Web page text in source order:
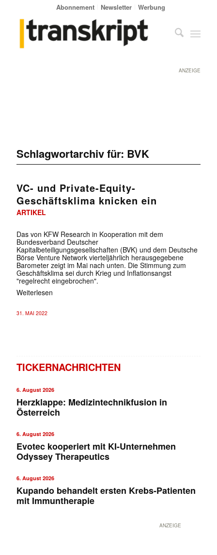
Abonnement Newsletter Werbung
ANZEIGE
Schlagwortarchiv für: BVK
VC- und Private-Equity-
Geschäftsklima knicken ein
ARTIKEL
Das von KFW Research in Kooperation mit dem
Bundesverband Deutscher
Kapitalbeteiligungsgesellschaften (BVK) und dem Deutsche
Börse Venture Network vierteljährlich herausgegebene
Barometer zeigt im Mai nach unten. Die Stimmung zum
Geschäftsklima sei durch Krieg und Inflationsangst
"regelrecht eingebrochen".
Weiterlesen
31. MAI 2022
TICKERNACHRICHTEN
6. August 2026
Herzklappe: Medizintechnikfusion in
Österreich
6. August 2026
Evotec kooperiert mit KI-Unternehmen
Odyssey Therapeutics
6. August 2026
Kupando behandelt ersten Krebs-Patienten
mit Immuntherapie
ANZEIGE